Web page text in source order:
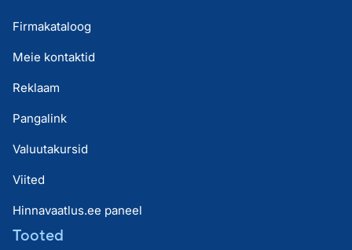
Firmakataloog
Meie kontaktid
Reklaam
Pangalink
Valuutakursid
Viited
Hinnavaatlus.ee paneel
Tooted